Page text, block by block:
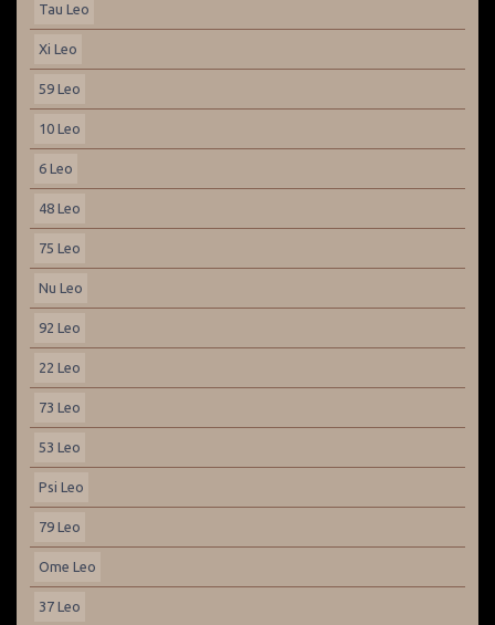
Tau Leo
Xi Leo
59 Leo
10 Leo
6 Leo
48 Leo
75 Leo
Nu Leo
92 Leo
22 Leo
73 Leo
53 Leo
Psi Leo
79 Leo
Ome Leo
37 Leo